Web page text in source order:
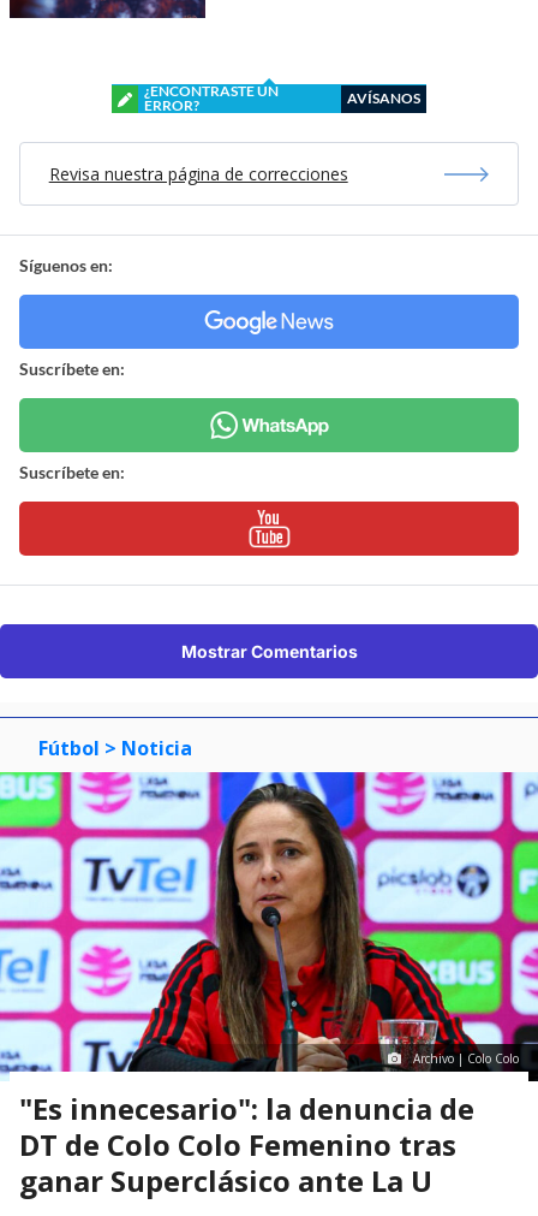
¿ENCONTRASTE UN
ERROR?
AVÍSANOS
Revisa nuestra página de correcciones
Síguenos en:
Suscríbete en:
Suscríbete en:
Mostrar Comentarios
Fútbol > Noticia
Archivo | Colo Colo
"Es innecesario": la denuncia de
DT de Colo Colo Femenino tras
ganar Superclásico ante La U